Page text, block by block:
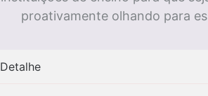
proativamente olhando para
Detalhe